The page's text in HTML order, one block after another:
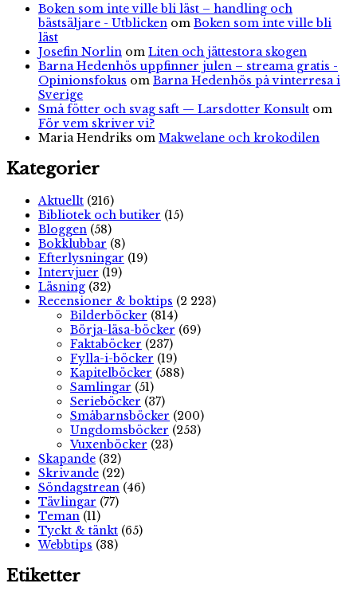
Boken som inte ville bli läst – handling och
bästsäljare - Utblicken om Boken som inte ville bli
läst
Josefin Norlin om Liten och jättestora skogen
Barna Hedenhös uppfinner julen – streama gratis -
Opinionsfokus om Barna Hedenhös på vinterresa i
Sverige
Små fötter och svag saft — Larsdotter Konsult om
För vem skriver vi?
Maria Hendriks om Makwelane och krokodilen
Kategorier
Aktuellt (216)
Bibliotek och butiker (15)
Bloggen (58)
Bokklubbar (8)
Efterlysningar (19)
Intervjuer (19)
Läsning (32)
Recensioner & boktips (2 223)
Bilderböcker (814)
Börja-läsa-böcker (69)
Faktaböcker (237)
Fylla-i-böcker (19)
Kapitelböcker (588)
Samlingar (51)
Serieböcker (37)
Småbarnsböcker (200)
Ungdomsböcker (253)
Vuxenböcker (23)
Skapande (32)
Skrivande (22)
Söndagstrean (46)
Tävlingar (77)
Teman (11)
Tyckt & tänkt (65)
Webbtips (38)
Etiketter